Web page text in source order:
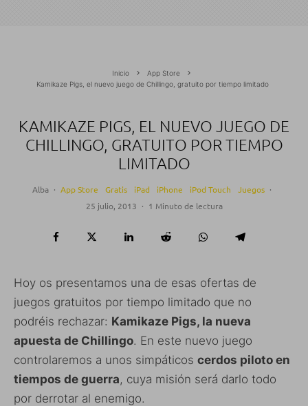
Inicio
App Store
Kamikaze Pigs, el nuevo juego de Chillingo, gratuito por tiempo limitado
KAMIKAZE PIGS, EL NUEVO JUEGO DE
CHILLINGO, GRATUITO POR TIEMPO
LIMITADO
Alba · App Store Gratis iPad iPhone iPod Touch Juegos ·
25 julio, 2013 · 1 Minuto de lectura
Hoy os presentamos una de esas ofertas de
juegos gratuitos por tiempo limitado que no
podréis rechazar: Kamikaze Pigs, la nueva
apuesta de Chillingo. En este nuevo juego
controlaremos a unos simpáticos cerdos piloto en
tiempos de guerra, cuya misión será darlo todo
por derrotar al enemigo.